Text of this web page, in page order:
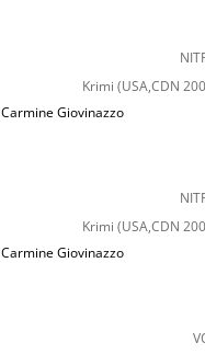
Krimi (USA,CDN
Carmine Giovinazzo
Krimi (USA,CDN
Carmine Giovinazzo